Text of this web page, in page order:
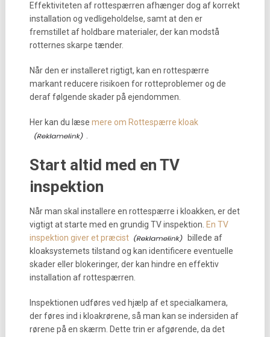
Effektiviteten af rottespærren afhænger dog af korrekt
installation og vedligeholdelse, samt at den er
fremstillet af holdbare materialer, der kan modstå
rotternes skarpe tænder.
Når den er installeret rigtigt, kan en rottespærre
markant reducere risikoen for rotteproblemer og de
deraf følgende skader på ejendommen.
Her kan du læse mere om Rottespærre kloak
Start altid med en TV
inspektion
Når man skal installere en rottespærre i kloakken, er det
vigtigt at starte med en grundig TV inspektion. En TV
inspektion giver et præcist
billede af
kloaksystemets tilstand og kan identificere eventuelle
skader eller blokeringer, der kan hindre en effektiv
installation af rottespærren.
Inspektionen udføres ved hjælp af et specialkamera,
der føres ind i kloakrørene, så man kan se indersiden af
rørene på en skærm. Dette trin er afgørende, da det